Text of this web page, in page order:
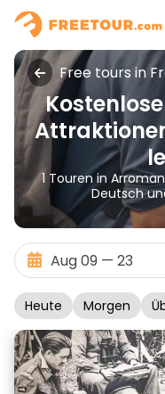
Free tours in
1 Touren in
Deutsch
Heute Morgen